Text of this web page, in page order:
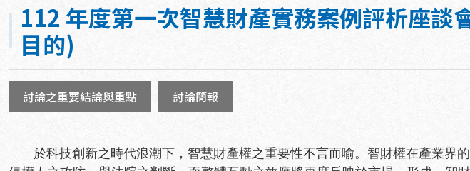
112 年度第一次智慧財產實務案例評析座
目的)
討論之重要結論與重點 討論簡報
於科技創新之時代浪潮下，智慧財產權之重要性不言而喻。智財權在產業界